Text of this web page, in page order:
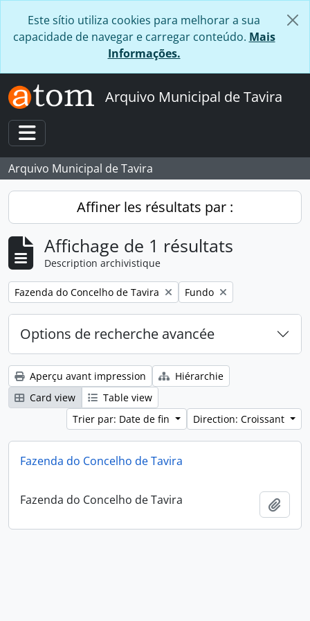
Este sítio utiliza cookies para melhorar a sua
capacidade de navegar e carregar conteúdo. Mais
Informações.
Arquivo Municipal de Tavira
Toggle navigation
Arquivo Municipal de Tavira
Affiner les résultats par :
Affichage de 1 résultats
Description archivistique
Remove filter:
Fazenda do Concelho de Tavira Remove filter:
Fundo
Options de recherche avancée
Aperçu avant impression
Hiérarchie
Card view
Table view
Trier par: Date de fin
Direction: Croissant
Fazenda do Concelho de Tavira
Fazenda do Concelho de Tavira